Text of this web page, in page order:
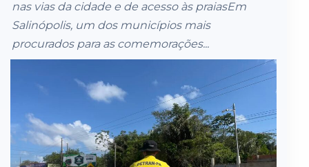
nas vias da cidade e de acesso às praiasEm
Salinópolis, um dos municípios mais
procurados para as comemorações...